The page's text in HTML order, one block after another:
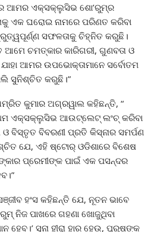
ଆମର ଏକ୍ସକ୍ଲୁସିଭ ଶୋ’ରୁମ୍‌ର
ଏକ ଘରୋଇ ନାମରେ ପରିଣତ କରିବା
ସଫଳତାକୁ ଚିହ୍ନିତ କରୁଛି।
ଚମତ୍କାର କାରିଗରୀ, ଗୁଣବତା ଓ
ଆମର ଉପଭୋକ୍ତାମାନେ ସର୍ବୋତମ
ସୁନିଶ୍ଚିତ କରୁଛି।”
ଅମ୍ରିତ କୁମାର ଅଗ୍ରୱାଲ କହିଛନ୍ତି, “
ଏକ୍ସକ୍ଲୁସିଭ ଆଉଟ୍‌ଲେଟ୍ ଲଂଚ୍ କରିବା
ବିସ୍ତୃତ ବିବରଣୀ ପ୍ରତି କିସ୍‌ନାର ସମର୍ପଣ
ଯେ, ଏହି ଷ୍ଟୋର୍ ଓଡିଶାରେ ବିଶେଷ
ପ୍ରେମୀଙ୍କ ପାଇଁ ଏକ ପସନ୍ଦର
ହଂସ କହିଛନ୍ତି ଯେ, ନୂତନ ଭାବେ
ନିଜ ପାଖରେ ଗହଣା ଖୋଜୁଥିବା
ସୁନା ହୀରା ହାର ହେଉ, ପୁରୁଷଙ୍କ